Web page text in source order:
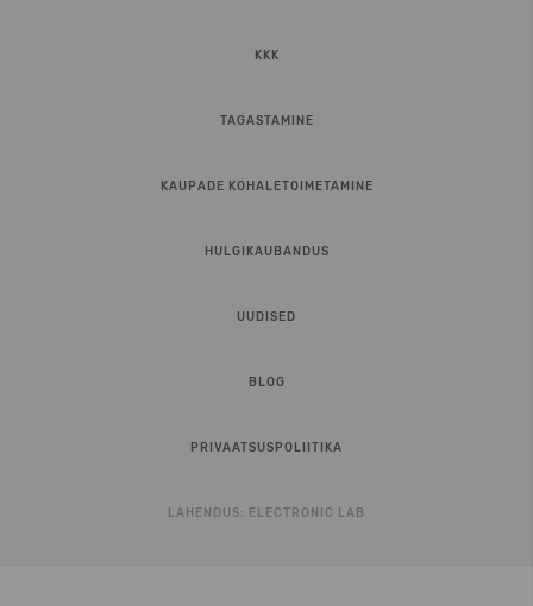
KKK
TAGASTAMINE
KAUPADE KOHALETOIMETAMINE
HULGIKAUBANDUS
UUDISED
BLOG
PRIVAATSUSPOLIITIKA
LAHENDUS: ELECTRONIC LAB